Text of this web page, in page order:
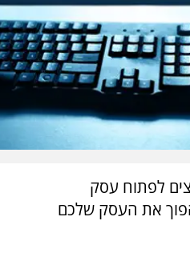
לפתוח עסק
את העסק שלכם